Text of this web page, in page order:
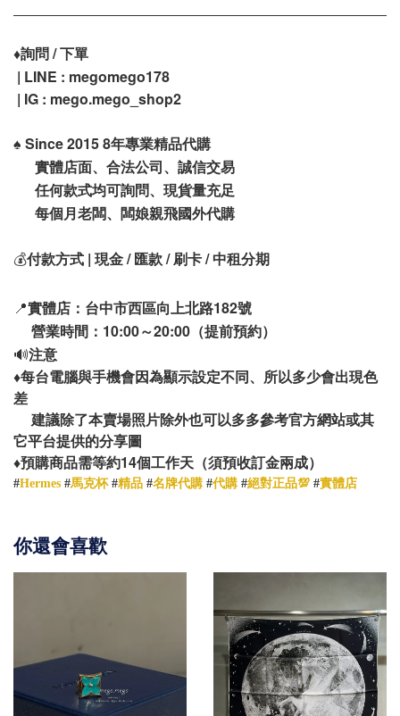
♦️詢問 / 下單
| LINE : megomego178
| IG : mego.mego_shop2
♠️ Since 2015 8年專業精品代購
實體店面、合法公司、誠信交易
任何款式均可詢問、現貨量充足
每個月老闆、闆娘親飛國外代購
💰付款方式 | 現金 / 匯款 / 刷卡 / 中租分期
📍實體店：台中市西區向上北路182號
營業時間：10:00～20:00（提前預約）
🔊注意
♦️每台電腦與手機會因為顯示設定不同、所以多少會出現色
差
建議除了本賣場照片除外也可以多多參考官方網站或其
它平台提供的分享圖
♦️預購商品需等約14個工作天（須預收訂金兩成）
#Hermes #馬克杯 #精品 #名牌代購 #代購 #絕對正品💯 #實體店
你還會喜歡